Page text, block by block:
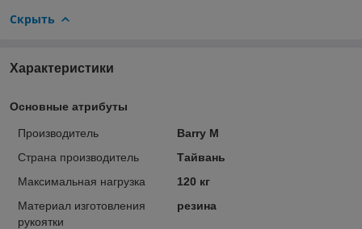
Скрыть
Характеристики
Основные атрибуты
Производитель
Barry M
Страна производитель
Тайвань
Максимальная нагрузка
120 кг
Материал изготовления
рукоятки
резина